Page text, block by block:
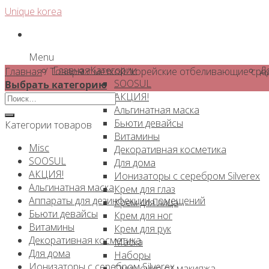
Skip
content
Unique korea
Menu
ГлавнаяКатегории
SOOSUL
АКЦИЯ!
Альгинатная маска
Бьюти девайсы
Витамины
Декоративная косметика
Для дома
Ионизаторы с серебром Silverex
Крем для глаз
Крем для лица
Крем для ног
Крем для рук
Маска
Наборы
Главная/Товары с меткой “корейские отбеливающие
Выбрать категорию
Искать:
Категории товаров
Misc
SOOSUL
АКЦИЯ!
Альгинатная маска
Аппараты для дезинфекции помещений
Бьюти девайсы
Витамины
Декоративная косметика
Для дома